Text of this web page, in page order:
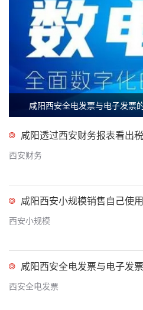
咸阳西安全电发票与电子发票
咸阳透过西安财务报表看出
西安财务
西安小规模
咸阳西安全电发票与电子发
西安全电发票